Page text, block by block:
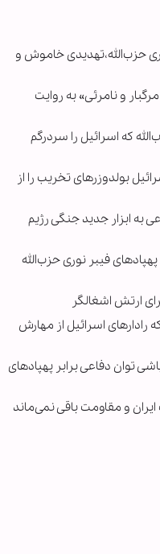
نوری حزب‌الله،تهدیدی خاموش و
و نامرئی» به روایت
که اسرائیل را سردرگم
بولدوزرهای تخریب را از
به ابزار جدید جنگی رژیم
فیبر نوری حزب‌الله
ارتش اشغالگر
رادارهای اسرائیل از مهارش
توان دفاعی برابر پهپادهای
و مقاومت باقی نمی‌ماند